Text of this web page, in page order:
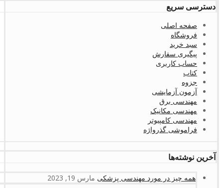
دسترسی سریع
صفحه اصلی
فروشگاه
سبد خرید
پیگیری سفارش
حساب کاربری
کتاب
جزوه
آزمون آزمایشی
مهندسی برق
مهندسی مکانیک
مهندسی کامپیوتر
فراموشی گذرواژه
آخرین نوشته‌ها
همه چیز در مورد مهندسی پزشکی مارس 19, 2023